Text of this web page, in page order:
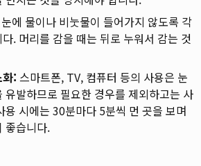
눈에 물이나 비눗물이 들어가지 않도록 각
. 머리를 감을 때는 뒤로 누워서 감는 것
: 스마트폰, TV, 컴퓨터 등의 사용은 눈
유발하므로 필요한 경우를 제외하고는 사
용 시에는 30분마다 5분씩 먼 곳을 보며
좋습니다.